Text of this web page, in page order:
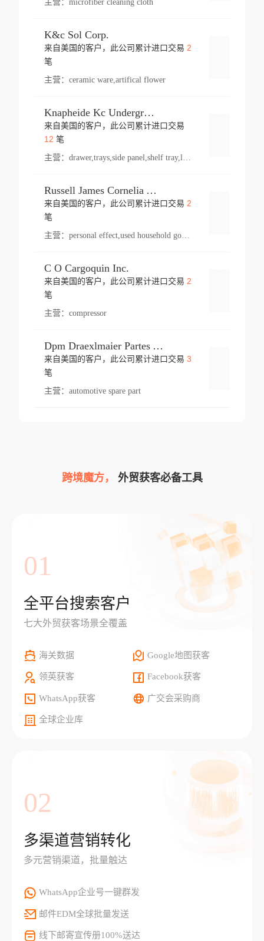
主营： microfiber cleaning cloth
K&c Sol Corp.
来自美国的客户，此公司累计进口交易 2
笔
主营： ceramic ware,artifical flower
Knapheide Kc Underground
来自美国的客户，此公司累计进口交易
12 笔
主营：
Russell James Cornelia Arlington Va
来自美国的客户，此公司累计进口交易 2
笔
主营： personal effect,used household goods
C O Cargoquin Inc.
来自美国的客户，此公司累计进口交易 2
笔
主营： compressor
Dpm Draexlmaier Partes Automotrices Corr Ind Huejotzingo
来自美国的客户，此公司累计进口交易 3
笔
主营： automotive spare part
跨境魔方， 外贸获客必备工具
01
全平台搜索客户
七大外贸获客场景全覆盖
海关数据 Google地图获客
领英获客 Facebook获客
WhatsApp获客 广交会采购商
全球企业库
02
多渠道营销转化
多元营销渠道，批量触达
WhatsApp企业号一键群发
邮件EDM全球批量发送
线下邮寄宣传册100%送达